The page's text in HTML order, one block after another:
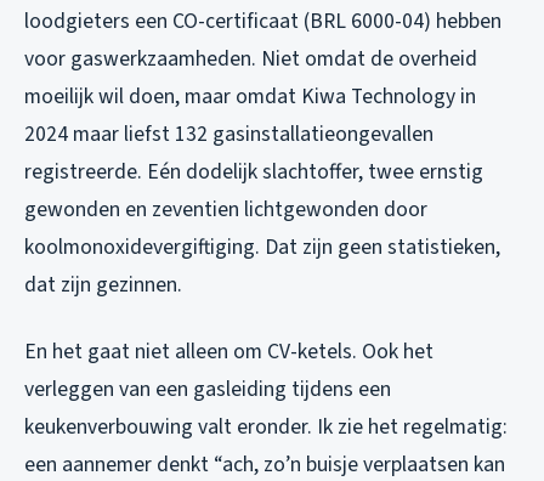
loodgieters een CO-certificaat (BRL 6000-04) hebben
voor gaswerkzaamheden. Niet omdat de overheid
moeilijk wil doen, maar omdat Kiwa Technology in
2024 maar liefst 132 gasinstallatieongevallen
registreerde. Eén dodelijk slachtoffer, twee ernstig
gewonden en zeventien lichtgewonden door
koolmonoxidevergiftiging. Dat zijn geen statistieken,
dat zijn gezinnen.
En het gaat niet alleen om CV-ketels. Ook het
verleggen van een gasleiding tijdens een
keukenverbouwing valt eronder. Ik zie het regelmatig:
een aannemer denkt “ach, zo’n buisje verplaatsen kan